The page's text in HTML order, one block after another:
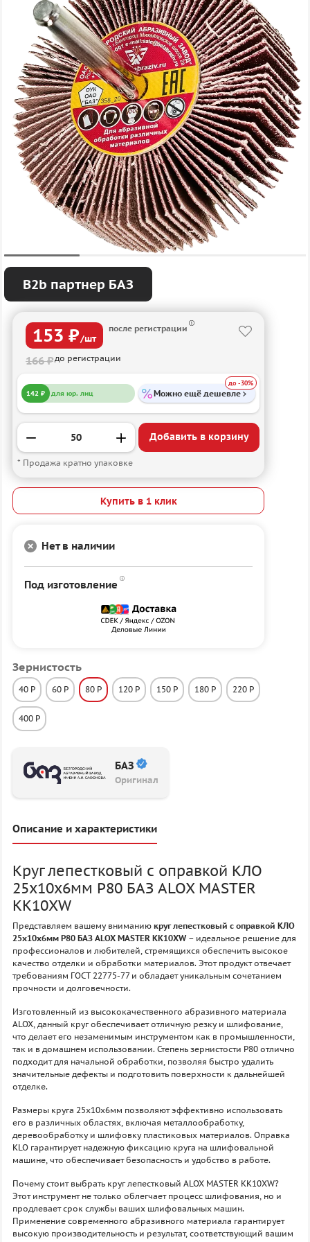
B2b партнер БАЗ
Зернистость
40 P 60 P 80 P 120 P 150 P 180 P 220 P
400 P
БАЗ
Оригинал
153 ₽/шт
после регистрации
166 ₽до регистрации
142 ₽ для юр. лиц Можно ещё дешевле
до -30%
Добавить в корзину
* Продажа кратно упаковке
Купить в 1 клик
Нет в наличии
Под изготовление
Описание и характеристики
Круг лепестковый с оправкой КЛО
25х10х6мм P80 БАЗ ALOX MASTER
KK10XW
Представляем вашему вниманию круг лепестковый с оправкой КЛО
25х10х6мм P80 БАЗ ALOX MASTER KK10XW– идеальное решение для
профессионалов и любителей, стремящихся обеспечить высокое
качество отделки и обработки материалов. Этот продукт отвечает
требованиям ГОСТ 22775-77 и обладает уникальным сочетанием
прочности и долговечности.
Изготовленный из высококачественного абразивного материала
ALOX, данный круг обеспечивает отличную резку и шлифование,
что делает его незаменимым инструментом как в промышленности,
так и в домашнем использовании. Степень зернистости P80 отлично
подходит для начальной обработки, позволяя быстро удалить
значительные дефекты и подготовить поверхности к дальнейшей
отделке.
Размеры круга 25х10х6мм позволяют эффективно использовать
его в различных областях, включая металлообработку,
деревообработку и шлифовку пластиковых материалов. Оправка
KLO гарантирует надежную фиксацию круга на шлифовальной
машине, что обеспечивает безопасность и удобство в работе.
Почему стоит выбрать круг лепестковый ALOX MASTER KK10XW?
Этот инструмент не только облегчает процесс шлифования, но и
продлевает срок службы ваших шлифовальных машин.
Применение современного абразивного материала гарантирует
высокую производительность и результат, соответствующий вашим